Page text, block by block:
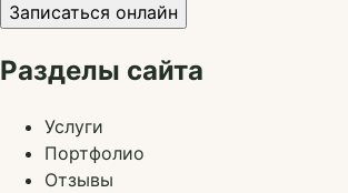
Записаться онлайн
Разделы сайта
Услуги
Портфолио
Отзывы